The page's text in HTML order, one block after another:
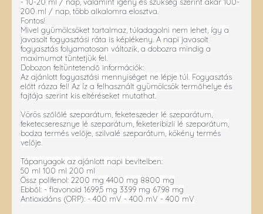
200 ml / nap, több alkalomra elosztva.
Fontos!
Mivel gyümölcsöket tartalmaz, túladagolni nem lehet, így a
javasolt fogyasztási ráta is képlékeny. A napi javasolt
fogyasztás folyamatosan változik, a dobozra mindig a
maximumot tüntetjük fel.
Dobozon feltüntetendő információk:
Az ajánlott fogyasztási mennyiséget ne lépje túl. Fogyasztás
előtt rázza fel! Az íz a felhasznált gyümölcsök termőhelye és
fajtája szerint kis eltéréseket mutathat.
Vörös szőlőlé szeparátum, feketeszeder lé szeparátum,
feketecseresznye lé szeparátum, feketeribizli lé szeparátum,
bodza termés velője, szilvalé szeparátum, kökény termés
velője.
Tápanyagok az ajánlott napi bevitelben:
50 ml 100 ml 200 ml
Össz polifenol: 2200 mg 4400 mg 8800 mg
Ebből: - flavonoid 1699,5 mg 3399 mg 6798 mg
Antioxidáns (ORP): - 400 mV - 400 mV - 400 mV